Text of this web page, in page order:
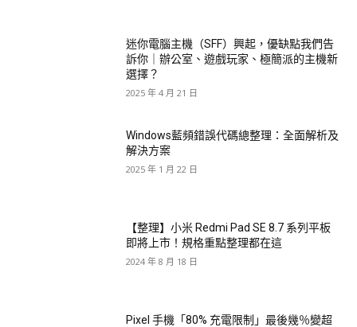
迷你電腦主機（SFF）興起，優缺點我們告
訴你｜辦公室、遊戲玩家、極簡派的主機新
選擇？
2025 年 4 月 21 日
Windows藍頻錯誤代碼總整理：全面解析及
解決方案
2025 年 1 月 22 日
【整理】小米 Redmi Pad SE 8.7 系列平板
即將上市！規格重點整理都在這
2024 年 8 月 18 日
Pixel 手機「80% 充電限制」最後幾％變超